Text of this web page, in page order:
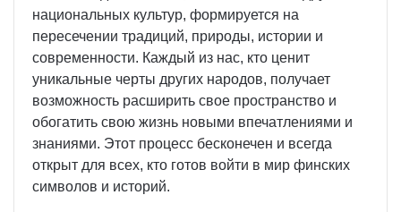
национальных культур, формируется на
пересечении традиций, природы, истории и
современности. Каждый из нас, кто ценит
уникальные черты других народов, получает
возможность расширить свое пространство и
обогатить свою жизнь новыми впечатлениями и
знаниями. Этот процесс бесконечен и всегда
открыт для всех, кто готов войти в мир финских
символов и историй.